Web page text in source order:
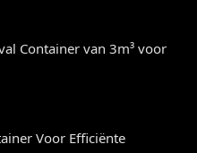
Container van 3m³ voor
Voor Efficiënte